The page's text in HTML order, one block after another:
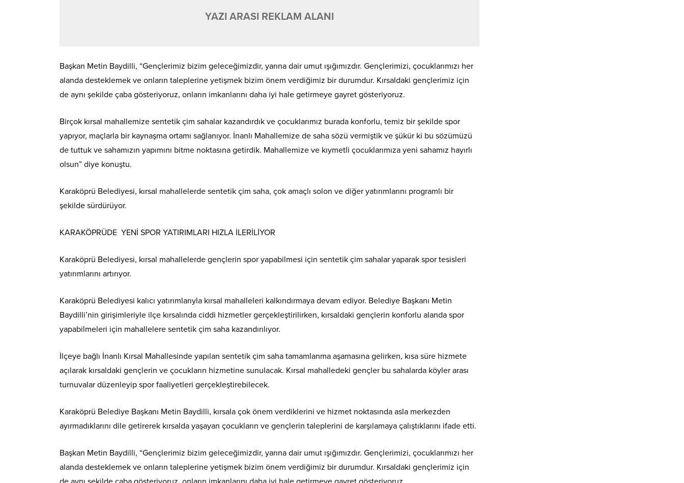
YAZI ARASI REKLAM ALANI
Başkan Metin Baydilli, “Gençlerimiz bizim geleceğimizdir, yarına dair umut ışığımızdır. Gençlerimizi, çocuklarımızı her
alanda desteklemek ve onların taleplerine yetişmek bizim önem verdiğimiz bir durumdur. Kırsaldaki gençlerimiz için
de aynı şekilde çaba gösteriyoruz, onların imkanlarını daha iyi hale getirmeye gayret gösteriyoruz.
Birçok kırsal mahallemize sentetik çim sahalar kazandırdık ve çocuklarımız burada konforlu, temiz bir şekilde spor
yapıyor, maçlarla bir kaynaşma ortamı sağlanıyor. İnanlı Mahallemize de saha sözü vermiştik ve şükür ki bu sözümüzü
de tuttuk ve sahamızın yapımını bitme noktasına getirdik. Mahallemize ve kıymetli çocuklarımıza yeni sahamız hayırlı
olsun” diye konuştu.
Karaköprü Belediyesi, kırsal mahallelerde sentetik çim saha, çok amaçlı solon ve diğer yatırımlarını programlı bir
şekilde sürdürüyor.
KARAKÖPRÜDE YENİ SPOR YATIRIMLARI HIZLA İLERİLİYOR
Karaköprü Belediyesi, kırsal mahallelerde gençlerin spor yapabilmesi için sentetik çim sahalar yaparak spor tesisleri
yatırımlarını artırıyor.
Karaköprü Belediyesi kalıcı yatırımlarıyla kırsal mahalleleri kalkındırmaya devam ediyor. Belediye Başkanı Metin
Baydilli’nin girişimleriyle ilçe kırsalında ciddi hizmetler gerçekleştirilirken, kırsaldaki gençlerin konforlu alanda spor
yapabilmeleri için mahallelere sentetik çim saha kazandırılıyor.
İlçeye bağlı İnanlı Kırsal Mahallesinde yapılan sentetik çim saha tamamlanma aşamasına gelirken, kısa süre hizmete
açılarak kırsaldaki gençlerin ve çocukların hizmetine sunulacak. Kırsal mahalledeki gençler bu sahalarda köyler arası
turnuvalar düzenleyip spor faaliyetleri gerçekleştirebilecek.
Karaköprü Belediye Başkanı Metin Baydilli, kırsala çok önem verdiklerini ve hizmet noktasında asla merkezden
ayırmadıklarını dile getirerek kırsalda yaşayan çocukların ve gençlerin taleplerini de karşılamaya çalıştıklarını ifade etti.
Başkan Metin Baydilli, “Gençlerimiz bizim geleceğimizdir, yarına dair umut ışığımızdır. Gençlerimizi, çocuklarımızı her
alanda desteklemek ve onların taleplerine yetişmek bizim önem verdiğimiz bir durumdur. Kırsaldaki gençlerimiz için